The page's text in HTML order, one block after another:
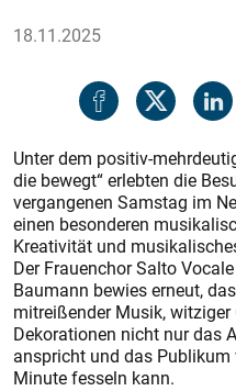
18.11.2025
Unter dem positiv-
die bewegt“ erlebten die
vergangenen Samstag im
einen besonderen
Kreativität und
Der Frauenchor Salto
Baumann bewies erneut,
mitreißender Musik,
Dekorationen nicht nur das
anspricht und das
Minute fesseln kann.